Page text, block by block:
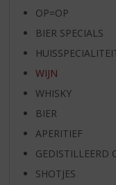
OP=OP
BIER SPECIALS
WIJN
WHISKY
BIER
APERITIEF
GEDISTILLEERD
SHOTJES